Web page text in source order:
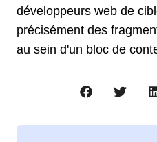
développeurs web de
précisément des
au sein d'un bloc de